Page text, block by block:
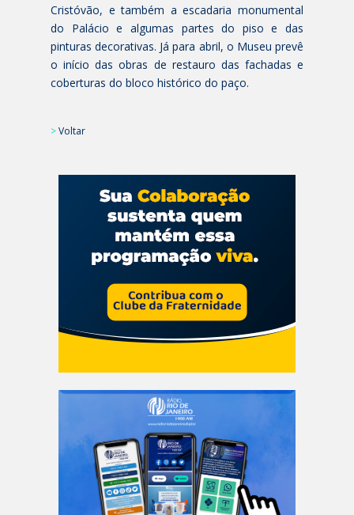
Cristóvão, e também a escadaria monumental
do Palácio e algumas partes do piso e das
pinturas decorativas. Já para abril, o Museu prevê
o início das obras de restauro das fachadas e
coberturas do bloco histórico do paço.
>Voltar